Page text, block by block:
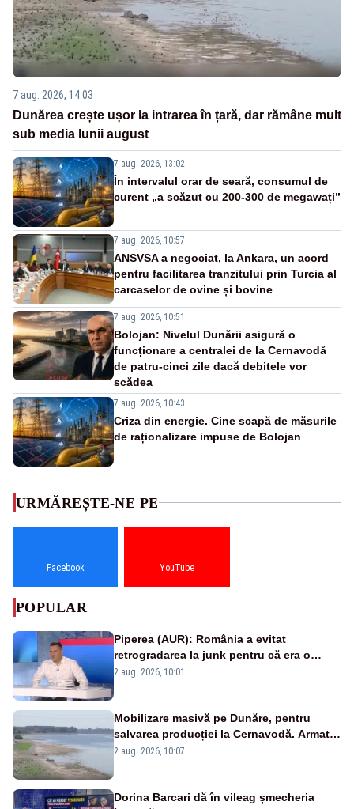
7 aug. 2026, 14:03
Dunărea crește ușor la intrarea în țară, dar rămâne mult
sub media lunii august
7 aug. 2026, 13:02
În intervalul orar de seară, consumul de
curent „a scăzut cu 200-300 de megawați”
7 aug. 2026, 10:57
ANSVSA a negociat, la Ankara, un acord
pentru facilitarea tranzitului prin Turcia al
carcaselor de ovine și bovine
7 aug. 2026, 10:51
Bolojan: Nivelul Dunării asigură o
funcționare a centralei de la Cernavodă
de patru-cinci zile dacă debitele vor
scădea
7 aug. 2026, 10:43
Criza din energie. Cine scapă de măsurile
de raționalizare impuse de Bolojan
URMĂREȘTE-NE PE
Facebook YouTube
POPULAR
Piperea (AUR): România a evitat
retrogradarea la junk pentru că era o
catastrofă pentru bănci și fondurile de
2 aug. 2026, 10:01
Mobilizare masivă pe Dunăre, pentru
salvarea producției la Cernavodă. Armata
va detona o stâncă și va devia apa
2 aug. 2026, 10:07
Dorina Barcari dă în vileag șmecheria